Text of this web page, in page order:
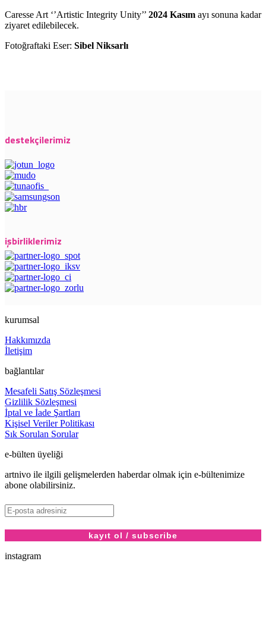
Caresse Art ‘’Artistic Integrity Unity’’ 2024 Kasım ayı sonuna kadar
ziyaret edilebilecek.
Fotoğraftaki Eser: Sibel Niksarlı
destekçilerimiz
işbirliklerimiz
kurumsal
Hakkımızda
İletişim
bağlantılar
Mesafeli Satış Sözleşmesi
Gizlilik Sözleşmesi
İptal ve İade Şartları
Kişisel Veriler Politikası
Sık Sorulan Sorular
e-bülten üyeliği
artnivo ile ilgili gelişmelerden haberdar olmak için e-bültenimize
abone olabilirsiniz.
instagram